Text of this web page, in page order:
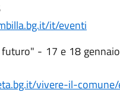
it/eventi
- 17 e 18
vivere-il-